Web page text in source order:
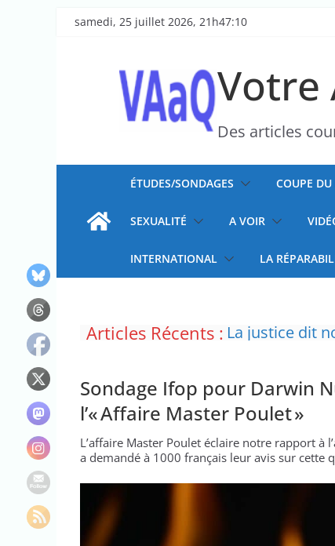
samedi, 25 juillet 2026, 21h47:10
Votre
Des articles
ÉTUDES/SONDAGES COUPE
SEXUALITÉ A VOIR
INTERNATIONAL LA
Articles Récents : La justice dit
Le maire de
L’épidémie
Sondage Ifop pour Darwin
l’« Affaire Master Poulet »
L’affaire Master Poulet éclaire notre rapport à
a demandé à 1000 français leur avis sur cette